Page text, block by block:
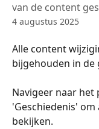
van de content
4 augustus 2025
Alle content
bijgehouden in de
Navigeer naar
'Geschiedenis'
bekijken.